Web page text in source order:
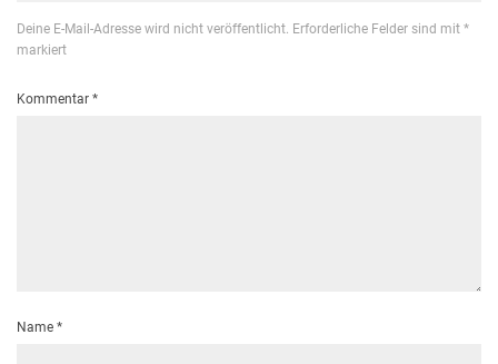
Deine E-Mail-Adresse wird nicht veröffentlicht. Erforderliche Felder sind mit *
markiert
Kommentar *
Name *